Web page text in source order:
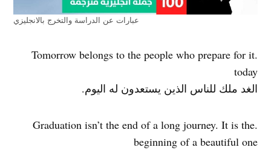
عبارات عن الدراسة والتخرج بالانجليزي
.Tomorrow belongs to the people who prepare for it
today
الغد ملك للناس الذين يستعدون له اليوم.
.Graduation isn’t the end of a long journey. It is the
beginning of a beautiful one